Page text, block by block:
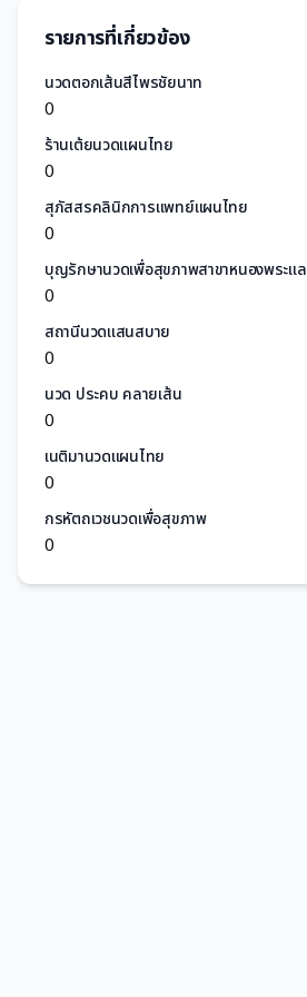
รายการที่เกี่ยวข้อง
นวดตอกเส้นสีไพรชัยนาท
0
ร้านเต้ยนวดแผนไทย
0
สุภัสสรคลินิกการแพทย์แผนไทย
0
บุญรักษานวดเพื่อสุขภาพสาขาหนองพระแล
0
สถานีนวดแสนสบาย
0
นวด ประคบ คลายเส้น
0
เนติมานวดแผนไทย
0
กรหัตถเวชนวดเพื่อสุขภาพ
0